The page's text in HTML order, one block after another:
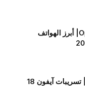
أبرزها Oppo Reno 16| أبرز الهواتف
من 8 إلى 9 جيجا رام| تسريبات آيفون 18